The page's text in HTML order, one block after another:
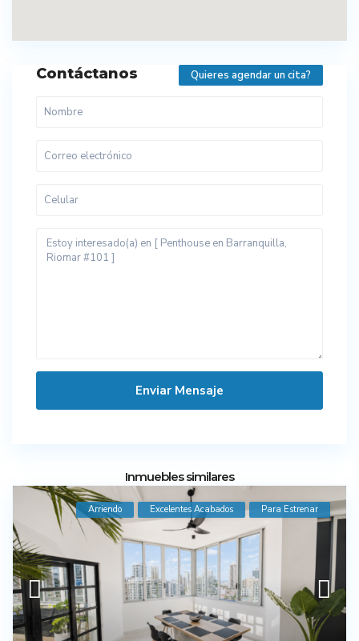
Contáctanos Quieres agendar un cita?
Inmuebles similares
Arriendo Excelentes Acabados Para Estrenar